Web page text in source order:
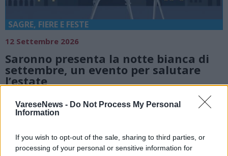
VareseNews - Do Not Process My Personal
Information
If you wish to opt-out of the sale, sharing to third parties, or
processing of your personal or sensitive information for
SAGRE, FIERE E FESTE
12 Settembre 2026
Saronno presenta la notte bianca di
settembre, un evento per salutare
l’estate
Comune Di Saronno